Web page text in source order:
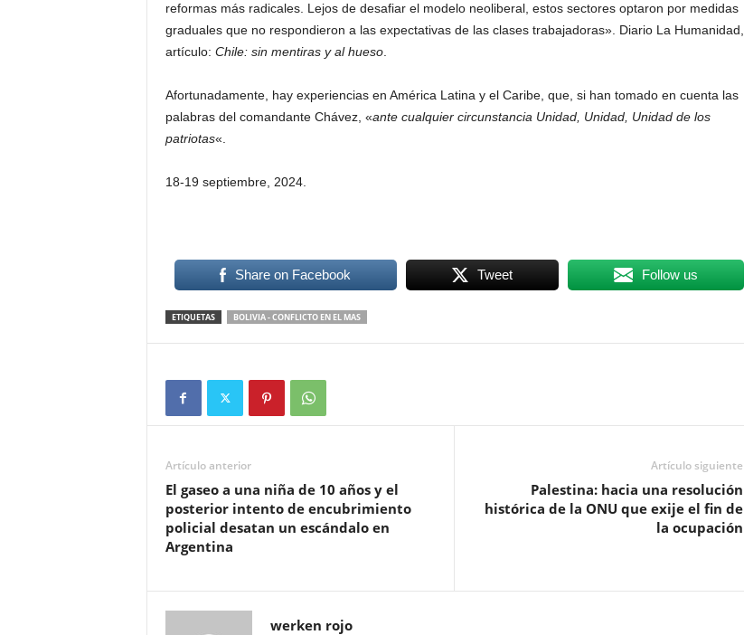
reformas más radicales. Lejos de desafiar el modelo neoliberal, estos sectores optaron por medidas
graduales que no respondieron a las expectativas de las clases trabajadoras». Diario La Humanidad,
artículo: Chile: sin mentiras y al hueso.
Afortunadamente, hay experiencias en América Latina y el Caribe, que, si han tomado en cuenta las
palabras del comandante Chávez, «ante cualquier circunstancia Unidad, Unidad, Unidad de los
patriotas«.
18-19 septiembre, 2024.
Share on Facebook Tweet Follow us
ETIQUETAS BOLIVIA - CONFLICTO EN EL MAS
Artículo anterior
El gaseo a una niña de 10 años y el
posterior intento de encubrimiento
policial desatan un escándalo en
Argentina
Artículo siguiente
Palestina: hacia una resolución
histórica de la ONU que exije el fin de
la ocupación
werken rojo